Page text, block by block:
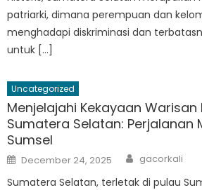
patriarki, dimana perempuan dan
menghadapi diskriminasi dan
untuk […]
Uncategorized
Menjelajahi Kekayaan Warisan
Sumatera Selatan: Perjalanan
Sumsel
Posted
on
December 24, 2025 Author
gacorkali
Sumatera Selatan, terletak di pulau